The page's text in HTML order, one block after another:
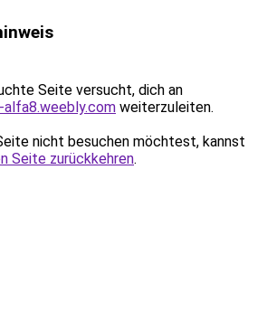
Seite versucht, dich an
weiterzuleiten.
nicht besuchen möchtest, kannst
Seite zurückkehren.